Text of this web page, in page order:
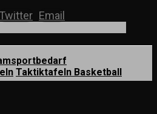
Twitter Email
Taktiktafeln Basketball